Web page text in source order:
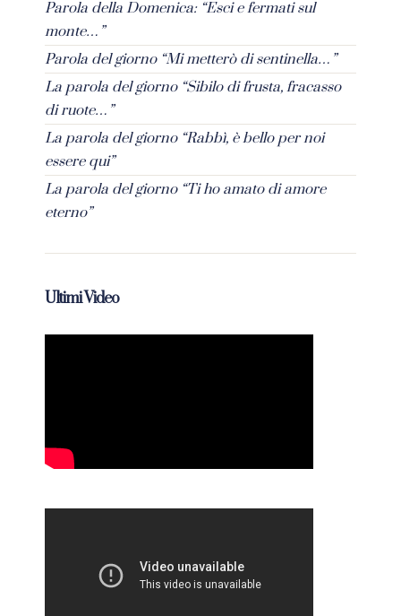
Parola della Domenica: “Esci e fermati sul
monte…”
Parola del giorno “Mi metterò di sentinella…”
La parola del giorno “Sibilo di frusta, fracasso
di ruote…”
La parola del giorno “Rabbì, è bello per noi
essere qui”
La parola del giorno “Ti ho amato di amore
eterno”
Ultimi Video